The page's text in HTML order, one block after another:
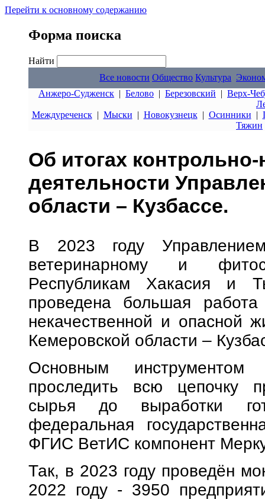
Перейти к основному содержанию
Форма поиска
Найти
Все новости Общество Культура
Анжеро-Судженск | Белово | Березовский | Верх-
Междуреченск| Мыски | Новокузнецк| Осинники |
Тяжин
Об итогах
деятельности
области – Кузбассе.
В 2023 году
ветеринарному и
Республикам Хакасия и
проведена большая
некачественной и опасной
Кемеровской области –
Основным инструментом
проследить всю цепочку
сырья до выработки
федеральная
ФГИС ВетИС компонент
Так, в 2023 году проведён
2022 году - 3950